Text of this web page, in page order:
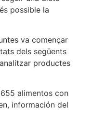
possible la
va començar
dels següents
productes
alimentos con
información del